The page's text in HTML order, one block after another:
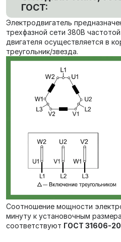
ГОСТ:
Электродвигатель
трехфазной сети 380В
двигателя осуществляется в
треугольник/звезда.
Соотношение мощности
минуту к установочным
соответствуют ГОСТ 31606-